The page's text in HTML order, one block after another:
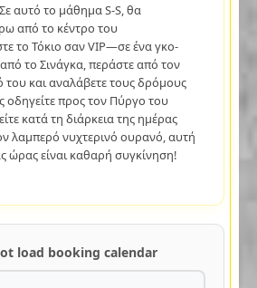
αυτό το μάθημα S-S, θα
από το κέντρο του
το Τόκιο σαν VIP—σε ένα γκο-
το Σινάγκα, περάστε από τον
και αναλάβετε τους δρόμους
οδηγείτε προς τον Πύργο του
κατά τη διάρκεια της ημέρας
λαμπερό νυχτερινό ουρανό, αυτή
ώρας είναι καθαρή συγκίνηση!
load booking calendar